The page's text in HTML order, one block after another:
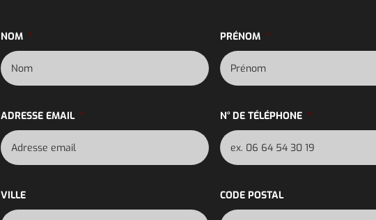
NOM * PRÉNOM *
ADRESSE EMAIL * N° DE TÉLÉPHONE *
VILLE CODE POSTAL